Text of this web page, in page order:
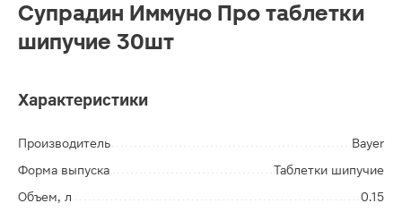
Супрадин Иммуно Про таблетки
шипучие 30шт
Характеристики
Производитель
Bayer
Форма выпуска
Таблетки шипучие
Объем, л
0.15